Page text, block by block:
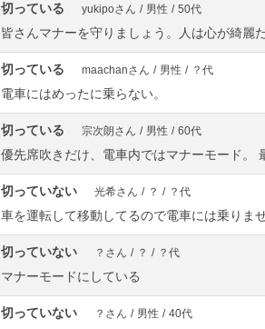
切っている yukipoさん / 男性 / 50代
皆さんマナーを守りましょう。人は心が綺麗
切っている maachanさん / 男性 / ？代
電車にはめったに乗らない。
切っている 宗次朗さん / 男性 / 60代
優先席吹きだけ、電車内ではマナーモード。
切っていない 光希さん / ？ / ？代
車を運転して移動してるので電車には乗りませ
切っていない ？さん / ？ / ？代
マナーモードにしている
切っていない ？さん / 男性 / 40代